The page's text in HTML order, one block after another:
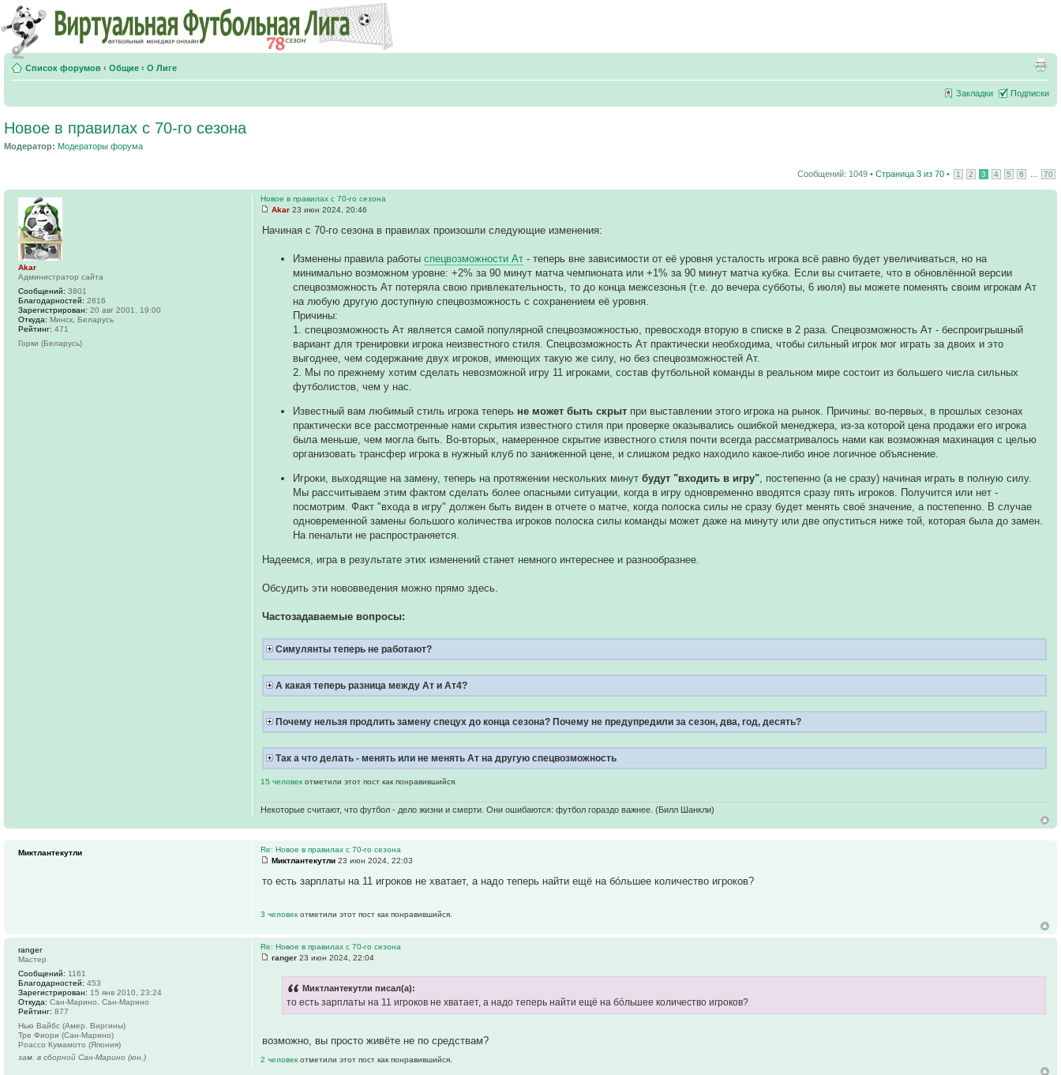
Список форумов ‹ Общие ‹ О Лиге
Закладки Подписки
Новое в правилах с 70-го сезона
Модератор: Модераторы форума
Сообщений: 1049 • Страница 3 из 70 • 1 2 3 4 5 6 70
Новое в правилах с 70-го сезона
Akar 23 июн 2024, 20:46
Начиная с 70-го сезона в правилах произошли следующие изменения:
Изменены правила работыспецвозможности Ат - теперь вне зависимости от её уровня усталость игрока всё равно будет увеличиваться, но на
минимально возможном уровне: +2% за 90 минут матча чемпионата или +1% за 90 минут матча кубка. Если вы считаете, что в обновлённой версии
спецвозможность Ат потеряла свою привлекательность, то до конца межсезонья (т.е. до вечера субботы, 6 июля) вы можете поменять своим игрокам Ат
на любую другую доступную спецвозможность с сохранением её уровня.
Причины:
1. спецвозможность Ат является самой популярной спецвозможностью, превосходя вторую в списке в 2 раза. Спецвозможность Ат - беспроигрышный
вариант для тренировки игрока неизвестного стиля. Спецвозможность Ат практически необходима, чтобы сильный игрок мог играть за двоих и это
выгоднее, чем содержание двух игроков, имеющих такую же силу, но без спецвозможностей Ат.
2. Мы по прежнему хотим сделать невозможной игру 11 игроками, состав футбольной команды в реальном мире состоит из большего числа сильных
футболистов, чем у нас.
Известный вам любимый стиль игрока теперь не может быть скрыт при выставлении этого игрока на рынок. Причины: во-первых, в прошлых сезонах
практически все рассмотренные нами скрытия известного стиля при проверке оказывались ошибкой менеджера, из-за которой цена продажи его игрока
была меньше, чем могла быть. Во-вторых, намеренное скрытие известного стиля почти всегда рассматривалось нами как возможная махинация с целью
организовать трансфер игрока в нужный клуб по заниженной цене, и слишком редко находило какое-либо иное логичное объяснение.
Игроки, выходящие на замену, теперь на протяжении нескольких минутбудут "входить в игру" , постепенно (а не сразу) начиная играть в полную силу.
Мы рассчитываем этим фактом сделать более опасными ситуации, когда в игру одновременно вводятся сразу пять игроков. Получится или нет -
посмотрим. Факт "входа в игру" должен быть виден в отчете о матче, когда полоска силы не сразу будет менять своё значение, а постепенно. В случае
одновременной замены большого количества игроков полоска силы команды может даже на минуту или две опуститься ниже той, которая была до замен.
На пенальти не распространяется.
Надеемся, игра в результате этих изменений станет немного интереснее и разнообразнее.
Обсудить эти нововведения можно прямо здесь.
Частозадаваемые вопросы:
Симулянты теперь не работают?
А какая теперь разница между Ат и Ат4?
Почему нельзя продлить замену спецух до конца сезона? Почему не предупредили за сезон, два, год, десять?
Так а что делать - менять или не менять Ат на другую спецвозможность
15 человекотметили этот пост как понравившийся.
Некоторые считают, что футбол - дело жизни и смерти. Они ошибаются: футбол гораздо важнее. (Билл Шанкли)
Akar
Администратор сайта
Сообщений: 3801
Благодарностей: 2816
Зарегистрирован: 20 авг 2001, 19:00
Откуда: Минск, Беларусь
Рейтинг: 471
Горки (Беларусь)
Re: Новое в правилах с 70-го сезона
Миктлантекутли 23 июн 2024, 22:03
то есть зарплаты на 11 игроков не хватает, а надо теперь найти ещё на бóльшее количество игроков?
3 человекотметили этот пост как понравившийся.
Миктлантекутли
Re: Новое в правилах с 70-го сезона
ranger 23 июн 2024, 22:04
Миктлантекутли писал(а):
то есть зарплаты на 11 игроков не хватает, а надо теперь найти ещё на бóльшее количество игроков?
возможно, вы просто живёте не по средствам?
2 человекотметили этот пост как понравившийся.
ranger
Мастер
Сообщений: 1161
Благодарностей: 453
Зарегистрирован: 15 янв 2010, 23:24
Откуда: Сан-Марино, Сан-Марино
Рейтинг: 877
Нью Вайбс (Амер. Виргины)
Тре Фиори (Сан-Марино)
Роассо Кумамото (Япония)
зам. в сборной Сан-Марино (юн.)